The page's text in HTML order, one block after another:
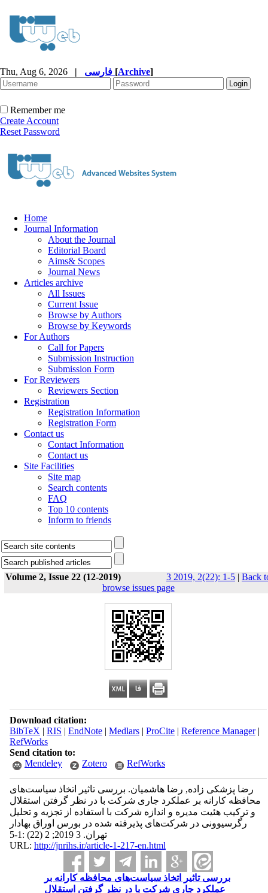
Thu, Aug 6, 2026 | [Archive]
Remember me
Create Account
Reset Password
Home
Journal Information
About the Journal
Editorial Board
Aims& Scopes
Journal News
Articles archive
All Issues
Current Issue
Browse by Authors
Browse by Keywords
For Authors
Call for Papers
Submission Instruction
Submission Form
For Reviewers
Reviewers Section
Registration
Registration Information
Registration Form
Contact us
Contact Information
Contact us
Site Facilities
Site map
Search contents
FAQ
Top 10 contents
Inform to friends
Volume 2, Issue 22 (12-2019) 3 2019, 2(22): 1-5 | Back
browse issues page
Download citation:
BibTeX | RIS | EndNote| Medlars| ProCite| Reference Manager|
RefWorks
Send citation to:
Mendeley
Zotero RefWorks
رضا پزشکی زاده, رضا هاشمیان. بررسی تاثیر اتخاذ سیاست‌های
محافظه کارانه بر عملکرد جاری شرکت با در نظر گرفتن استقلال
و ترکیب هئیت مدیره و اندازه شرکت با استفاده از تجزیه و تحلیل
رگرسیوونی در شرکت‌های پذیرفته شده در بورس اوراق بهادار
تهران. 3 2019; 2 (22) :1-5
URL: http://jnrihs.ir/article-1-217-en.html
بررسی تاثیر اتخاذ سیاست‌های محافظه کارانه بر
عملکرد جاری شرکت با در نظر گرفتن استقلال